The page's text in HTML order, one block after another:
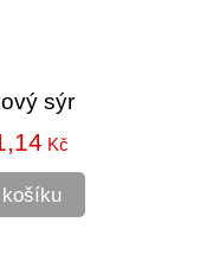
sýr
Kč